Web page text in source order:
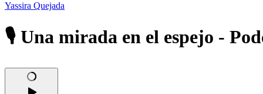
Yassira Quejada
🎙️ Una mirada en el espejo -